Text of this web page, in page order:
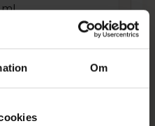
Om
ml
:394 kr